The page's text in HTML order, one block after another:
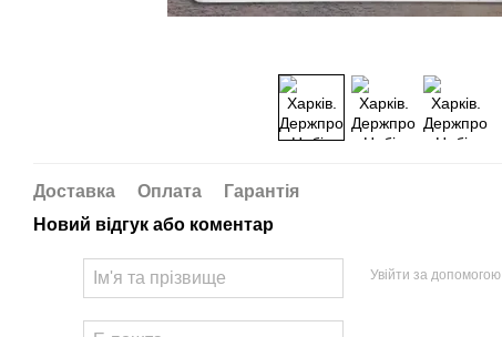
Доставка Оплата
Гарантія
Новий відгук або коментар
Увійти за допомогою